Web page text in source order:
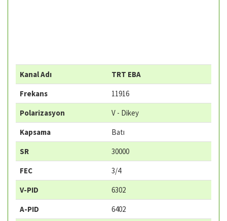
Kanal Adı
TRT EBA
Frekans
11916
Polarizasyon
V - Dikey
Kapsama
Batı
SR
30000
FEC
3/4
V-PID
6302
A-PID
6402